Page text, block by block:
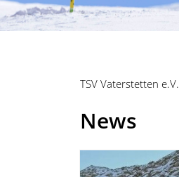
TSV Vaterstetten e.V.
News